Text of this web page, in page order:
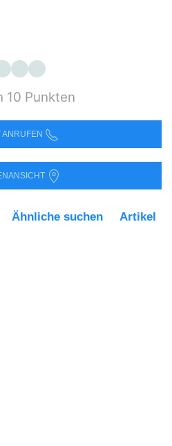
10 Punkten
ANRUFEN
Ähnliche suchen Artikel